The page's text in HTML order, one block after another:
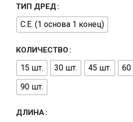
ТИП ДРЕД
С.Е. (1 основа 1 конец)
КОЛИЧЕСТВО
15 шт. 30 шт. 45 шт. 60
90 шт.
ДЛИНА